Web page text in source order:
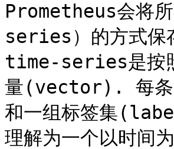
Prometheus会将
series）的方式保
time-series是按照
量(vector). 每条
和一组标签集
理解为一个以时间